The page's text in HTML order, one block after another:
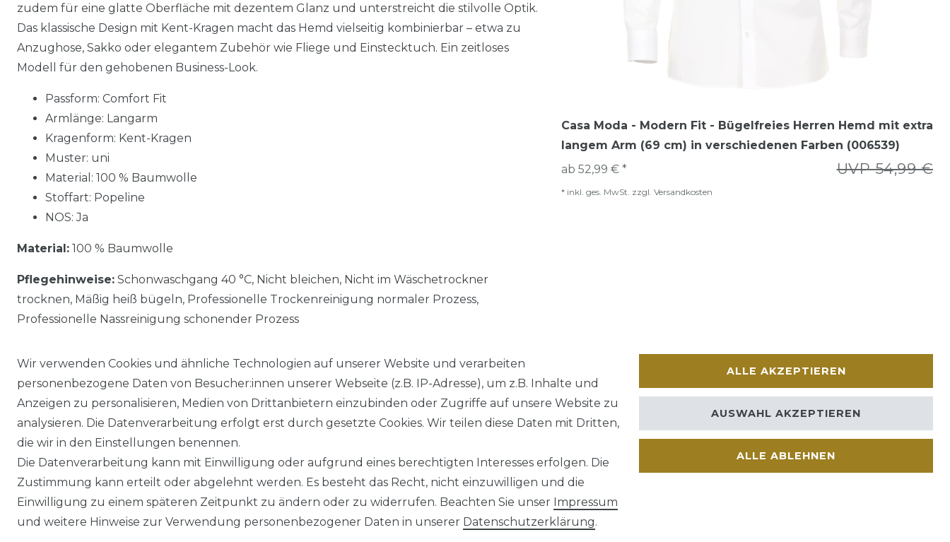
zudem für eine glatte Oberfläche mit dezentem Glanz und unterstreicht die stilvolle Optik.
Das klassische Design mit Kent-Kragen macht das Hemd vielseitig kombinierbar – etwa zu
Anzughose, Sakko oder elegantem Zubehör wie Fliege und Einstecktuch. Ein zeitloses
Modell für den gehobenen Business-Look.
Passform: Comfort Fit
Armlänge: Langarm
Kragenform: Kent-Kragen
Muster: uni
Material: 100 % Baumwolle
Stoffart: Popeline
NOS: Ja
Material: 100 % Baumwolle
Pflegehinweise: Schonwaschgang 40 °C, Nicht bleichen, Nicht im Wäschetrockner
trocknen, Mäßig heiß bügeln, Professionelle Trockenreinigung normaler Prozess,
Professionelle Nassreinigung schonender Prozess
Casa Moda - Modern Fit - Bügelfreies Herren Hemd mit extra
langem Arm (69 cm) in verschiedenen Farben (006539)
UVP 54,99 €
ab 52,99 € *
* inkl. ges. MwSt. zzgl. Versandkosten
Impressum Daten­schutz­erklärung AGB Barrierefreiheitserklärung Widerrufs­recht
Wir verwenden Cookies und ähnliche Technologien auf unserer Website und verarbeiten
personenbezogene Daten von Besucher:innen unserer Webseite (z.B. IP-Adresse), um z.B. Inhalte und
Anzeigen zu personalisieren, Medien von Drittanbietern einzubinden oder Zugriffe auf unsere Website zu
analysieren. Die Datenverarbeitung erfolgt erst durch gesetzte Cookies. Wir teilen diese Daten mit Dritten,
die wir in den Einstellungen benennen.
Die Datenverarbeitung kann mit Einwilligung oder aufgrund eines berechtigten Interesses erfolgen. Die
Zustimmung kann erteilt oder abgelehnt werden. Es besteht das Recht, nicht einzuwilligen und die
Einwilligung zu einem späteren Zeitpunkt zu ändern oder zu widerrufen. Beachten Sie unser Impressum
und weitere Hinweise zur Verwendung personenbezogener Daten in unserer Daten­schutz­erklärung.
ALLE AKZEPTIEREN
ALLE ABLEHNEN
AUSWAHL AKZEPTIEREN